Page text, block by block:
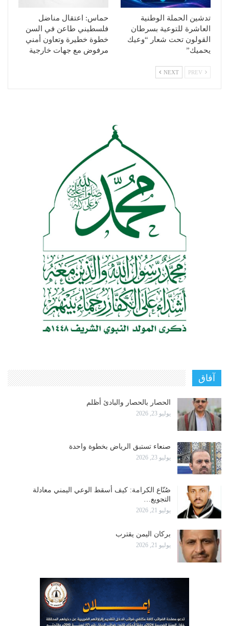
تدشين الحملة الوطنية
العاشرة للتوعية بسرطان
القولون تحت شعار “وعيك
يحميك”
حماس: اعتقال مناضل
فلسطيني طاعن في السن
خطوة خطيرة وتعاون أمني
مرفوض مع جهات خارجية
NEXT
آفاق
الحصار بالحصار والبادئ أظلم
يوليو 23, 2026
صنعاء تستبق الرياض بخطوة واحدة
يوليو 23, 2026
صُنّاع الكرامة: كيف أسقط الوعي اليمني معادلة
التجويع…
يوليو 21, 2026
بركان اليمن يقترب
يوليو 21, 2026